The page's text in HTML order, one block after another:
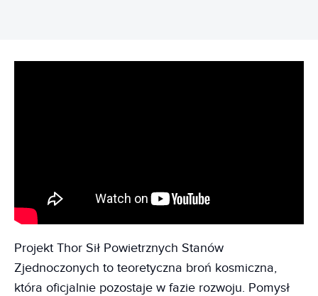
Projekt Thor Sił Powietrznych Stanów
Zjednoczonych to teoretyczna broń kosmiczna,
która oficjalnie pozostaje w fazie rozwoju. Pomysł